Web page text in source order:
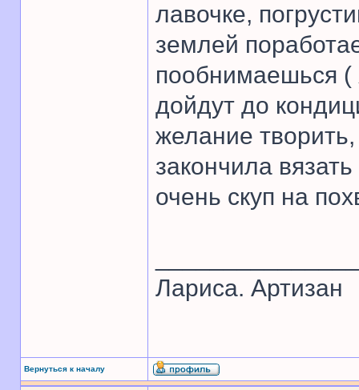
лавочке,
землей
пообнимаешься (
дойдут до
желание
закончила
очень скуп на
Лариса. Артизан
Вернуться к началу